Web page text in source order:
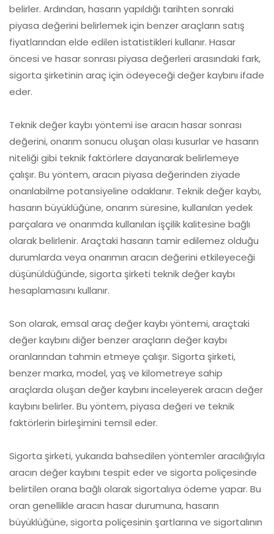
belirler. Ardından, hasarın yapıldığı tarihten sonraki
piyasa değerini belirlemek için benzer araçların satış
fiyatlarından elde edilen istatistikleri kullanır. Hasar
öncesi ve hasar sonrası piyasa değerleri arasındaki fark,
sigorta şirketinin araç için ödeyeceği değer kaybını ifade
eder.
Teknik değer kaybı yöntemi ise aracın hasar sonrası
değerini, onarım sonucu oluşan olası kusurlar ve hasarın
niteliği gibi teknik faktörlere dayanarak belirlemeye
çalışır. Bu yöntem, aracın piyasa değerinden ziyade
onarılabilme potansiyeline odaklanır. Teknik değer kaybı,
hasarın büyüklüğüne, onarım süresine, kullanılan yedek
parçalara ve onarımda kullanılan işçilik kalitesine bağlı
olarak belirlenir. Araçtaki hasarın tamir edilemez olduğu
durumlarda veya onarımın aracın değerini etkileyeceği
düşünüldüğünde, sigorta şirketi teknik değer kaybı
hesaplamasını kullanır.
Son olarak, emsal araç değer kaybı yöntemi, araçtaki
değer kaybını diğer benzer araçların değer kaybı
oranlarından tahmin etmeye çalışır. Sigorta şirketi,
benzer marka, model, yaş ve kilometreye sahip
araçlarda oluşan değer kaybını inceleyerek aracın değer
kaybını belirler. Bu yöntem, piyasa değeri ve teknik
faktörlerin birleşimini temsil eder.
Sigorta şirketi, yukarıda bahsedilen yöntemler aracılığıyla
aracın değer kaybını tespit eder ve sigorta poliçesinde
belirtilen orana bağlı olarak sigortalıya ödeme yapar. Bu
oran genellikle aracın hasar durumuna, hasarın
büyüklüğüne, sigorta poliçesinin şartlarına ve sigortalının